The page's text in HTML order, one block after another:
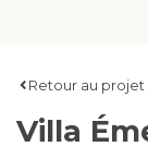
Retour au projet
Villa